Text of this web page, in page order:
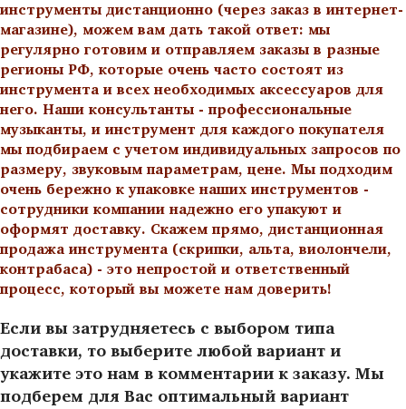
инструменты дистанционно (через заказ в интернет-
магазине), можем вам дать такой ответ: мы
регулярно готовим и отправляем заказы в разные
регионы РФ, которые очень часто состоят из
инструмента и всех необходимых аксессуаров для
него. Наши консультанты - профессиональные
музыканты, и инструмент для каждого покупателя
мы подбираем с учетом индивидуальных запросов по
размеру, звуковым параметрам, цене. Мы подходим
очень бережно к упаковке наших инструментов -
сотрудники компании надежно его упакуют и
оформят доставку. Скажем прямо, дистанционная
продажа инструмента (скрипки, альта, виолончели,
контрабаса) - это непростой и ответственный
процесс, который вы можете нам доверить!
Если вы затрудняетесь с выбором типа
доставки, то выберите любой вариант и
укажите это нам в комментарии к заказу. Мы
подберем для Вас оптимальный вариант